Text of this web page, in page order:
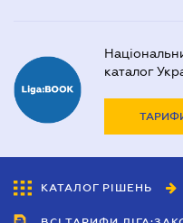
каталог
КАТАЛОГ РІШЕНЬ